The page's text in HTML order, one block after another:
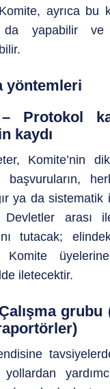
ayrıca bu
da yapabilir
yöntemleri
Protokol
kaydı
Komite’nin
başvuruların,
ya da sistematik
arası
tutacak;
iletecektir.
grubu
yollardan